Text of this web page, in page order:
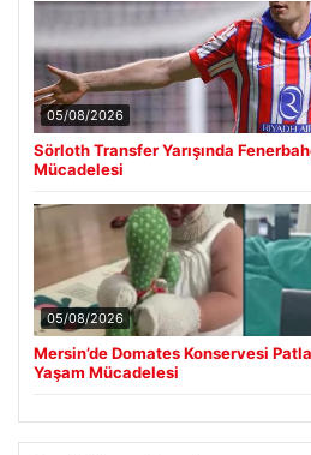
05/08/2026
Sörloth Transfer Yarışında
Mücadelesi
05/08/2026
Mersin’de Domates Konservesi
Yaşam Mücadelesi